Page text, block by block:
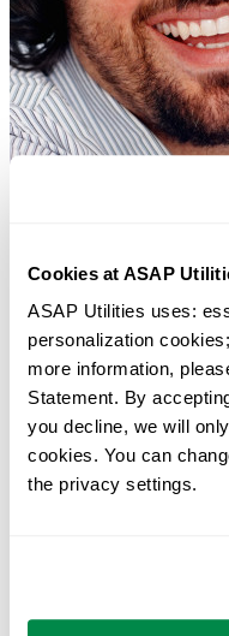
Cookies at ASAP
ASAP Utilities uses:
personalization
more information,
Statement. By
you decline, we will
cookies. You can
the privacy settings.